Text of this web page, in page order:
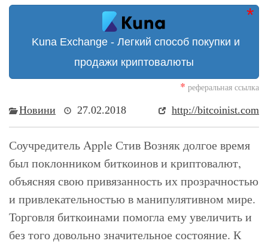
Kuna Exchange - Легкий способ покупки и
продажи криптовалюты
* реферальная ссылка
Новини 27.02.2018 http://bitcoinist.com
Соучредитель Apple Стив Возняк долгое время
был поклонником биткоинов и криптовалют,
объясняя свою привязанность их прозрачностью
и привлекательностью в манипулятивном мире.
Торговля биткоинами помогла ему увеличить и
без того довольно значительное состояние. К